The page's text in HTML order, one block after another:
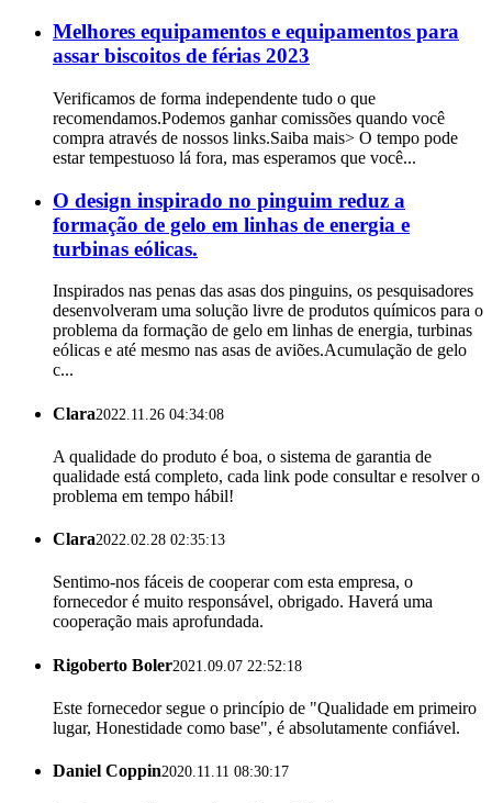
Melhores equipamentos e equipamentos para
assar biscoitos de férias 2023
Verificamos de forma independente tudo o que
recomendamos.Podemos ganhar comissões quando você
compra através de nossos links.Saiba mais> O tempo pode
estar tempestuoso lá fora, mas esperamos que você...
O design inspirado no pinguim reduz a
formação de gelo em linhas de energia e
turbinas eólicas.
Inspirados nas penas das asas dos pinguins, os pesquisadores
desenvolveram uma solução livre de produtos químicos para o
problema da formação de gelo em linhas de energia, turbinas
eólicas e até mesmo nas asas de aviões.Acumulação de gelo
c...
Clara2022.11.26 04:34:08
A qualidade do produto é boa, o sistema de garantia de
qualidade está completo, cada link pode consultar e resolver o
problema em tempo hábil!
Clara2022.02.28 02:35:13
Sentimo-nos fáceis de cooperar com esta empresa, o
fornecedor é muito responsável, obrigado. Haverá uma
cooperação mais aprofundada.
Rigoberto Boler2021.09.07 22:52:18
Este fornecedor segue o princípio de "Qualidade em primeiro
lugar, Honestidade como base", é absolutamente confiável.
Daniel Coppin2020.11.11 08:30:17